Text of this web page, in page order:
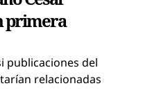
primera
publicaciones del
relacionadas